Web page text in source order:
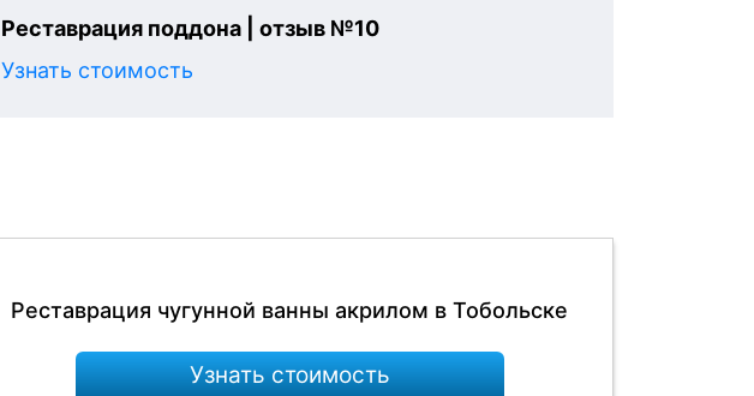
Реставрация поддона | отзыв №10
Узнать стоимость
Реставрация чугунной ванны акрилом в Тобольске
Узнать стоимость